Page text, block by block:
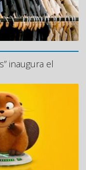
inaugura el